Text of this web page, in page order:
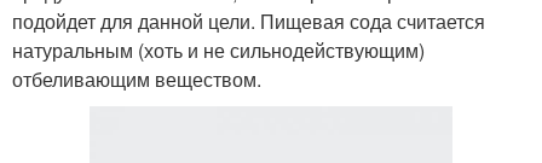
подойдет для данной цели. Пищевая сода считается
натуральным (хоть и не сильнодействующим)
отбеливающим веществом.